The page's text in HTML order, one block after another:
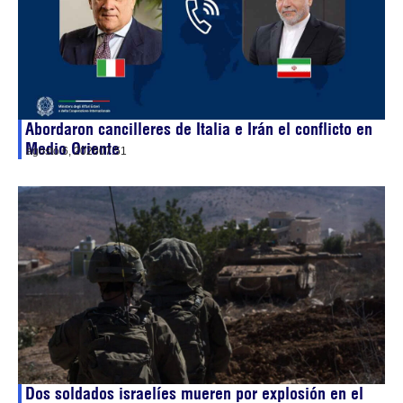
Abordaron cancilleres de Italia e Irán el conflicto en
Medio Oriente
agosto 6, 202607:51
Dos soldados israelíes mueren por explosión en el